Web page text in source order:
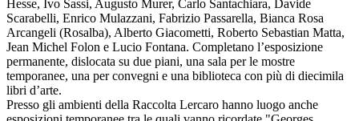
Hesse, Ivo Sassi, Augusto Murer, Carlo Santachiara, Davide
Scarabelli, Enrico Mulazzani, Fabrizio Passarella, Bianca Rosa
Arcangeli (Rosalba), Alberto Giacometti, Roberto Sebastian Matta,
Jean Michel Folon e Lucio Fontana. Completano l’esposizione
permanente, dislocata su due piani, una sala per le mostre
temporanee, una per convegni e una biblioteca con più di diecimila
libri d’arte.
Presso gli ambienti della Raccolta Lercaro hanno luogo anche